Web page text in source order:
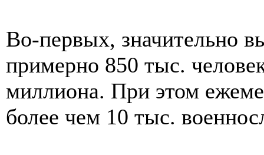
Во-первых, значительно
примерно 850 тыс.
миллиона. При этом
более чем 10 тыс.